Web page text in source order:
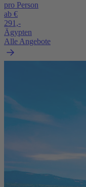
pro Person
ab €
291,-
Ägypten
Alle Angebote